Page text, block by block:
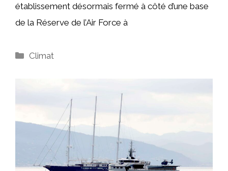
établissement désormais fermé à côté d’une base
de la Réserve de l’Air Force à
Catégories
Climat